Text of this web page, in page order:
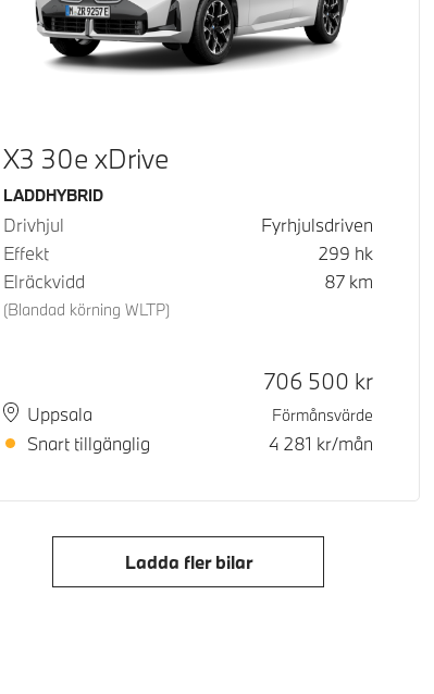
X3 30e xDrive
Bränsle
LADDHYBRID
Drivhjul
Fyrhjulsdriven
Effekt
299 hk
Elräckvidd
(Blandad körning WLTP)
87 km
PlatsUppsala
Leveranstid
Snart tillgänglig
Kontantpris
706 500 kr
Förmånsvärde
4 281 kr/mån
Ladda fler bilar